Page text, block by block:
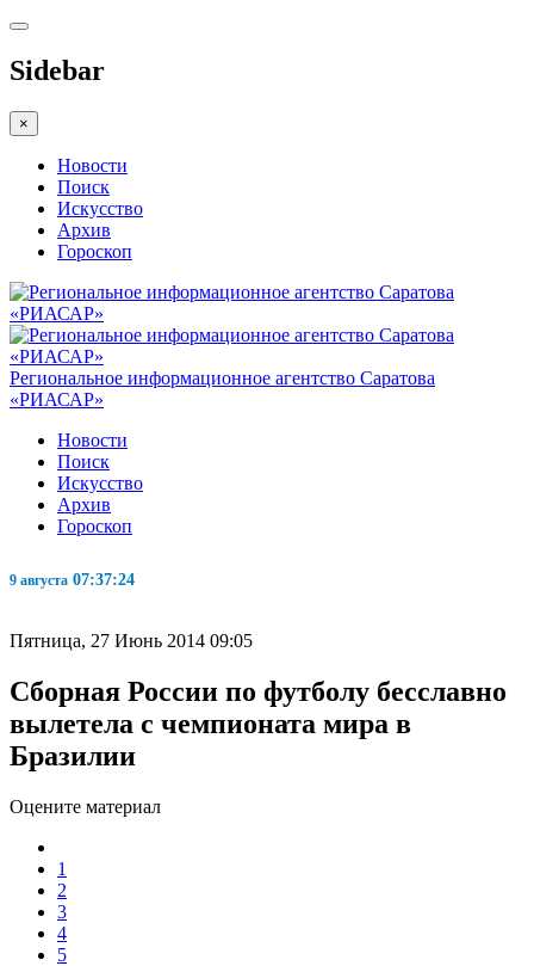
Sidebar
×
Новости
Поиск
Искусство
Архив
Гороскоп
Региональное информационное агентство Саратова
«РИАСАР»
Новости
Поиск
Искусство
Архив
Гороскоп
9 августа 07:37:24
Пятница, 27 Июнь 2014 09:05
Сборная России по футболу бесславно
вылетела с чемпионата мира в
Бразилии
Оцените материал
1
2
3
4
5